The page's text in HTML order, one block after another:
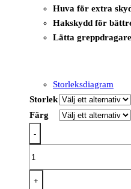
Huva för extra
Hakskydd för
Lätta
Storleksdiagram
Storlek
Färg
-
EV4
+